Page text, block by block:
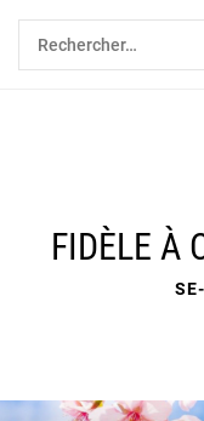
Skip
content
Rechercher :
FIDÈLE À